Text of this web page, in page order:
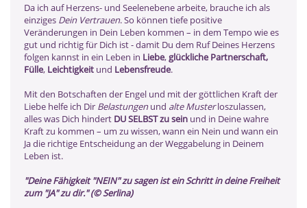
Da ich auf Herzens- und Seelenebene arbeite, brauche ich als
einziges Dein Vertrauen. So können tiefe positive
Veränderungen in Dein Leben kommen – in dem Tempo wie es
gut und richtig für Dich ist - damit Du dem Ruf Deines Herzens
folgen kannst in ein Leben in Liebe,glückliche Partnerschaft,
Fülle, Leichtigkeit und Lebensfreude.
Mit den Botschaften der Engel und mit der göttlichen Kraft der
Liebe helfe ich Dir Belastungenund alte Musterloszulassen,
alles was Dich hindert DU SELBST zu sein und in Deine wahre
Kraft zu kommen – um zu wissen, wann ein Nein und wann ein
Ja die richtige Entscheidung an der Weggabelung in Deinem
Leben ist.
"Deine Fähigkeit "NEIN" zu sagen ist ein Schritt in deine Freiheit
zum "JA" zu dir." (© Serlina)